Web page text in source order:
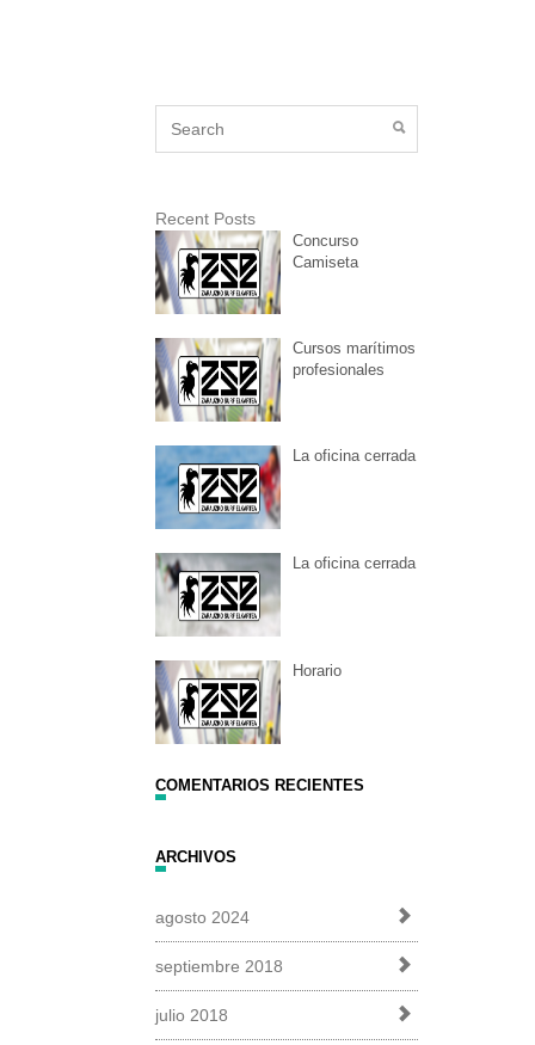
Recent Posts
Concurso
Camiseta
Cursos marítimos
profesionales
La oficina cerrada
La oficina cerrada
Horario
COMENTARIOS RECIENTES
ARCHIVOS
agosto 2024
septiembre 2018
julio 2018